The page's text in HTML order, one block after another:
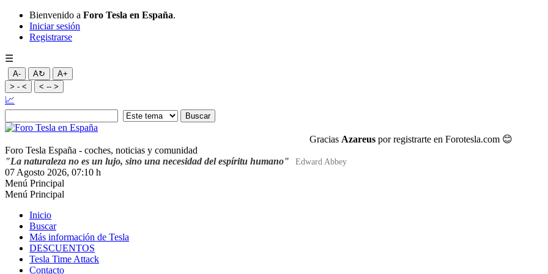
Bienvenido a Foro Tesla en España.
Iniciar sesión
Registrarse
☰
A- A↻
A+
> - <
< -- >
📈
Gracias Azareus por registrarte en Forotesla.com 😊
Foro Tesla España - coches, noticias y comunidad
"La naturaleza no es un lujo, sino una necesidad del espíritu humano"
Edward Abbey
07 Agosto 2026, 07:10 h
Menú Principal
Menú Principal
Inicio
Buscar
Más información de Tesla
DESCUENTOS
Tesla Time Attack
Contacto